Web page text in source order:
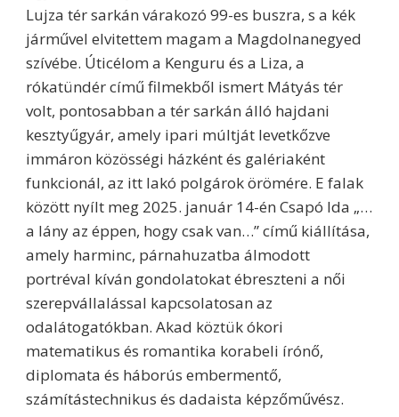
Lujza tér sarkán várakozó 99-es buszra, s a kék
járművel elvitettem magam a Magdolnanegyed
szívébe. Úticélom a Kenguru és a Liza, a
rókatündér című filmekből ismert Mátyás tér
volt, pontosabban a tér sarkán álló hajdani
kesztyűgyár, amely ipari múltját levetkőzve
immáron közösségi házként és galériaként
funkcionál, az itt lakó polgárok örömére. E falak
között nyílt meg 2025. január 14-én Csapó Ida „…
a lány az éppen, hogy csak van…” című kiállítása,
amely harminc, párnahuzatba álmodott
portréval kíván gondolatokat ébreszteni a női
szerepvállalással kapcsolatosan az
odalátogatókban. Akad köztük ókori
matematikus és romantika korabeli írónő,
diplomata és háborús embermentő,
számítástechnikus és dadaista képzőművész.